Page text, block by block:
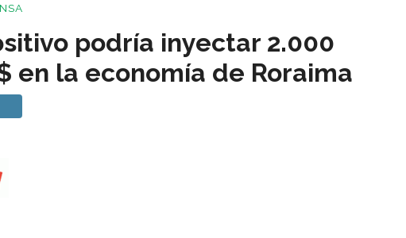
podría inyectar 2.000
en la economía de Roraima